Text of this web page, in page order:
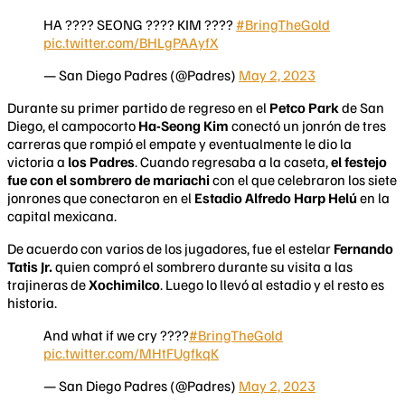
HA ???? SEONG ???? KIM ???? #BringTheGold
pic.twitter.com/BHLgPAAyfX
— San Diego Padres (@Padres) May 2, 2023
Durante su primer partido de regreso en el Petco Park de San
Diego, el campocorto Ha-Seong Kim conectó un jonrón de tres
carreras que rompió el empate y eventualmente le dio la
victoria a los Padres. Cuando regresaba a la caseta,el festejo
fue con el sombrero de mariachicon el que celebraron los siete
jonrones que conectaron en el Estadio Alfredo Harp Helú en la
capital mexicana.
De acuerdo con varios de los jugadores, fue el estelar Fernando
Tatis Jr.quien compró el sombrero durante su visita a las
trajineras deXochimilco. Luego lo llevó al estadio y el resto es
historia.
And what if we cry ????#BringTheGold
pic.twitter.com/MHtFUgfkqK
— San Diego Padres (@Padres) May 2, 2023